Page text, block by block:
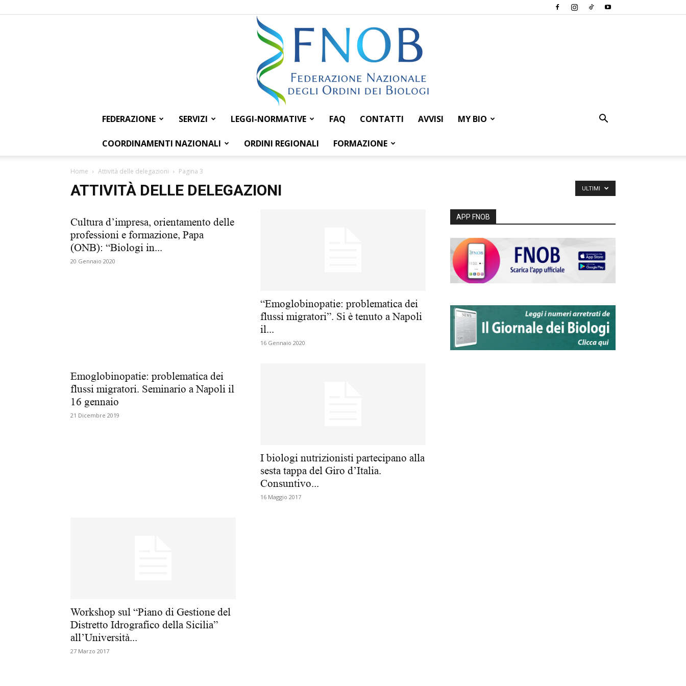
Federazione
Biologi
FEDERAZIONE SERVIZI LEGGI-NORMATIVE FAQ CONTATTI AVVISI MY BIO
COORDINAMENTI NAZIONALI ORDINI REGIONALI FORMAZIONE
Home Attività delle delegazioni Pagina 3
ATTIVITÀ DELLE DELEGAZIONI ULTIMI
Cultura d’impresa, orientamento delle
professioni e formazione, Papa
(ONB): “Biologi in...
20 Gennaio 2020
“Emoglobinopatie: problematica dei
flussi migratori”. Si è tenuto a Napoli
il...
16 Gennaio 2020
Emoglobinopatie: problematica dei
flussi migratori. Seminario a Napoli il
16 gennaio
21 Dicembre 2019
I biologi nutrizionisti partecipano alla
sesta tappa del Giro d’Italia.
Consuntivo...
16 Maggio 2017
Workshop sul “Piano di Gestione del
Distretto Idrografico della Sicilia”
all’Università...
27 Marzo 2017
APP FNOB